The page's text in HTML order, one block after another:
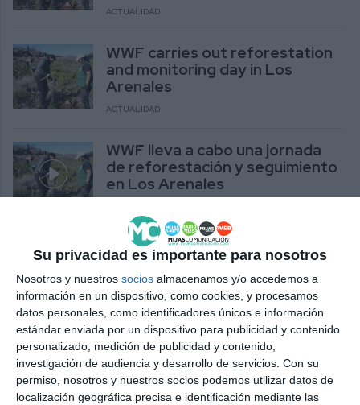
Su privacidad es importante para nosotros
Nosotros y nuestros socios almacenamos y/o accedemos a
información en un dispositivo, como cookies, y procesamos
datos personales, como identificadores únicos e información
estándar enviada por un dispositivo para publicidad y contenido
personalizado, medición de publicidad y contenido,
investigación de audiencia y desarrollo de servicios. Con su
permiso, nosotros y nuestros socios podemos utilizar datos de
localización geográfica precisa e identificación mediante las
ACTUALIDAD
WWF carries out reforestation
and monitoring day in Los
Arenales
ACTUALIDAD
WWF lleva a cabo una jornada
de reforestación y seguimiento
en Los Arenales
Simulacro en la mina de Los
Arenales: 3 ‘víctimas’ y más de
30 voluntarios
DEPORTES
Devolviéndole la vida a la Sierra
de Mijas
ACTUALIDAD